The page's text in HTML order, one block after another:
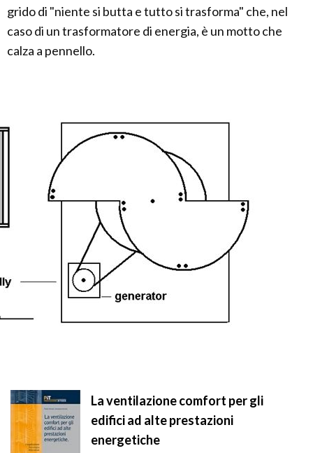
grido di "niente si butta e tutto si trasforma" che, nel
caso di un trasformatore di energia, è un motto che
calza a pennello.
La ventilazione comfort per gli
edifici ad alte prestazioni
energetiche